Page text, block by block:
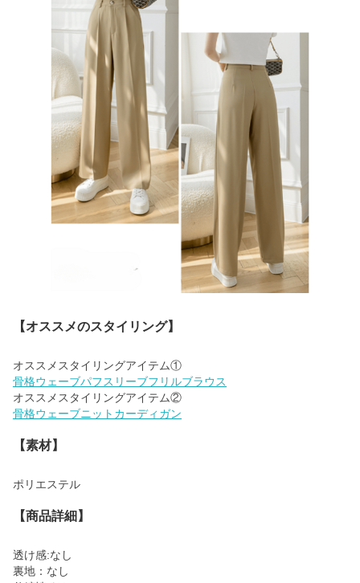
【オススメのスタイリング】
骨格ウェーブパフスリーブフリルブラウス
骨格ウェーブニットカーディガン
【素材】
ポリエステル
【商品詳細】
透け感:なし
裏地：なし